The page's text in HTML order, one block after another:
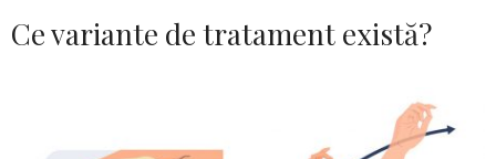
Ce variante de tratament există?